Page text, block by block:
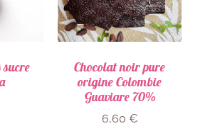
sucre
Chocolat noir pure
origine Colombie
Guaviare 70%
6,60 €